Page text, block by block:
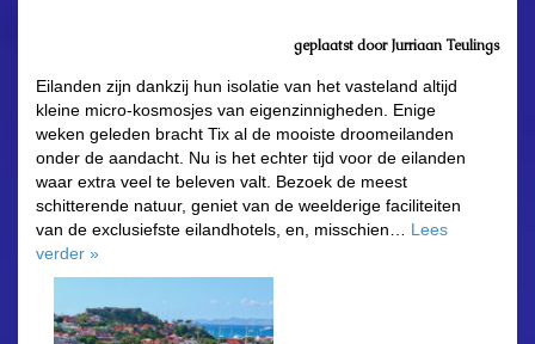
geplaatst door Jurriaan Teulings
Eilanden zijn dankzij hun isolatie van het vasteland altijd
kleine micro-kosmosjes van eigenzinnigheden. Enige
weken geleden bracht Tix al de mooiste droomeilanden
onder de aandacht. Nu is het echter tijd voor de eilanden
waar extra veel te beleven valt. Bezoek de meest
schitterende natuur, geniet van de weelderige faciliteiten
van de exclusiefste eilandhotels, en, misschien… Lees
verder »